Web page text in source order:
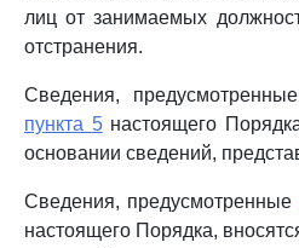
лиц от занимаемых
отстранения.
Сведения,
пункта 5настоящего
основании сведений,
Сведения, предусмотренные
настоящего Порядка,